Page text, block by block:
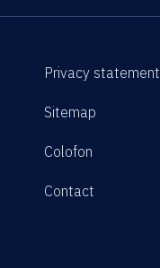
Privacy statement
Sitemap
Colofon
Contact